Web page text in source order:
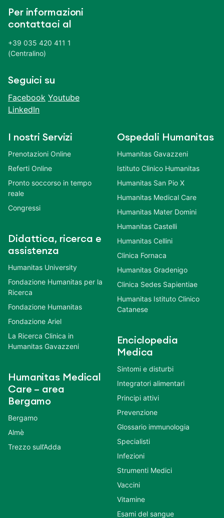
Per informazioni
contattaci al
+39 035 420 411 1
(Centralino)
Seguici su
Facebook Youtube
LinkedIn
I nostri Servizi
Prenotazioni Online
Referti Online
Pronto soccorso in tempo
reale
Congressi
Didattica, ricerca e
assistenza
Humanitas University
Fondazione Humanitas per la
Ricerca
Fondazione Humanitas
Fondazione Ariel
La Ricerca Clinica in
Humanitas Gavazzeni
Humanitas Medical
Care – area
Bergamo
Bergamo
Almè
Trezzo sull’Adda
Ospedali Humanitas
Humanitas Gavazzeni
Istituto Clinico Humanitas
Humanitas San Pio X
Humanitas Medical Care
Humanitas Mater Domini
Humanitas Castelli
Humanitas Cellini
Clinica Fornaca
Humanitas Gradenigo
Clinica Sedes Sapientiae
Humanitas Istituto Clinico
Catanese
Enciclopedia
Medica
Sintomi e disturbi
Integratori alimentari
Principi attivi
Prevenzione
Glossario immunologia
Specialisti
Infezioni
Strumenti Medici
Vaccini
Vitamine
Esami del sangue